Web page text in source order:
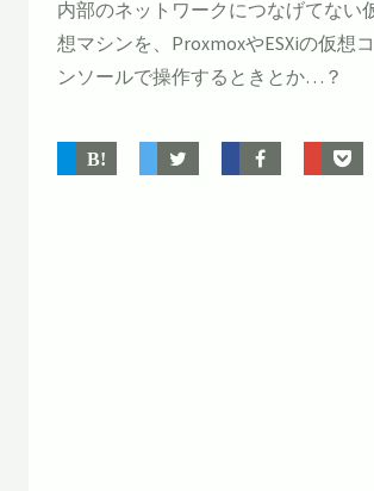
内部のネットワークにつなげてない
想マシンを、ProxmoxやESXiの仮想コ
ンソールで操作するときとか…？